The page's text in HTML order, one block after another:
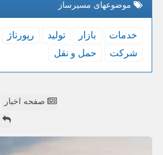
موضوعهای مسیرساز
خدمات بازار تولید رپورتاژ
شركت
حمل و نقل
صفحه اخبار